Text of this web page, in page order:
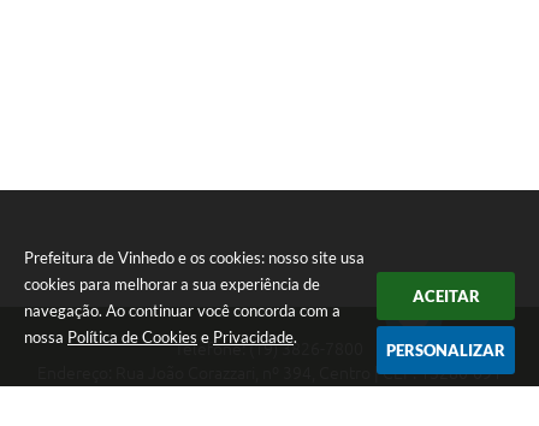
Prefeitura de Vinhedo e os cookies: nosso site usa
cookies para melhorar a sua experiência de
navegação. Ao continuar você concorda com a
nossa Política de Cookies e Privacidade.
ACEITAR
PERSONALIZAR
Telefone: (19) 3826-7800
Endereço: Rua João Corazzari, nº 394, Centro | CEP: 13280-091